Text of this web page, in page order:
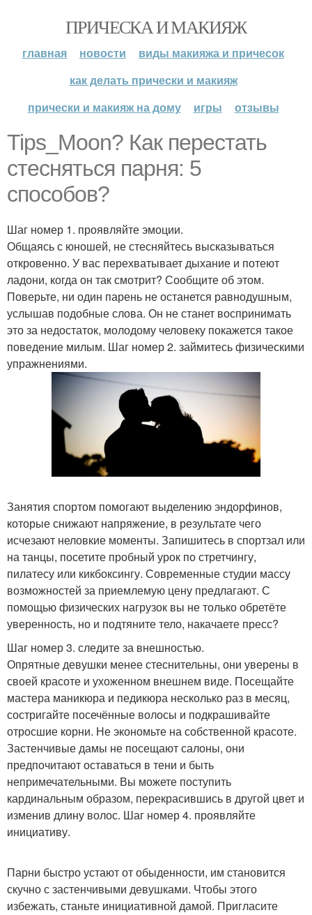
ПРИЧЕСКА И МАКИЯЖ
главная новости
виды макияжа и причесок
как делать прически и макияж
прически и макияж на дому
игры отзывы
Tips_Moon? Как перестать
стесняться парня: 5
способов?
Шаг номер 1. проявляйте эмоции.
Общаясь с юношей, не стесняйтесь высказываться
откровенно. У вас перехватывает дыхание и потеют
ладони, когда он так смотрит? Сообщите об этом.
Поверьте, ни один парень не останется равнодушным,
услышав подобные слова. Он не станет воспринимать
это за недостаток, молодому человеку покажется такое
поведение милым. Шаг номер 2. займитесь физическими
упражнениями.
Занятия спортом помогают выделению эндорфинов,
которые снижают напряжение, в результате чего
исчезают неловкие моменты. Запишитесь в спортзал или
на танцы, посетите пробный урок по стретчингу,
пилатесу или кикбоксингу. Современные студии массу
возможностей за приемлемую цену предлагают. С
помощью физических нагрузок вы не только обретёте
уверенность, но и подтяните тело, накачаете пресс?
Шаг номер 3. следите за внешностью.
Опрятные девушки менее стеснительны, они уверены в
своей красоте и ухоженном внешнем виде. Посещайте
мастера маникюра и педикюра несколько раз в месяц,
состригайте посечённые волосы и подкрашивайте
отросшие корни. Не экономьте на собственной красоте.
Застенчивые дамы не посещают салоны, они
предпочитают оставаться в тени и быть
непримечательными. Вы можете поступить
кардинальным образом, перекрасившись в другой цвет и
изменив длину волос. Шаг номер 4. проявляйте
инициативу.
Парни быстро устают от обыденности, им становится
скучно с застенчивыми девушками. Чтобы этого
избежать, станьте инициативной дамой. Пригласите